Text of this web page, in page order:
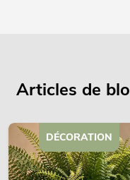
Articles de
DÉCORATION